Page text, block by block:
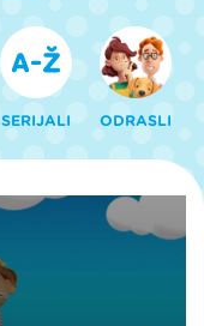
SERIJALI ODRASLI